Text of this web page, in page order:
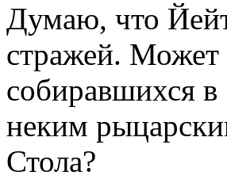
Думаю, что
стражей. Может
собиравшихся
неким
Стола?